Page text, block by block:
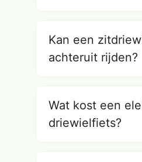
Kan een
achteruit rijden?
Wat kost een
driewielfiets?